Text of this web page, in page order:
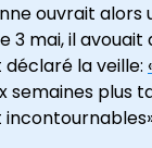
ouvrait
3 mai, il avouait
la veille:
semaines plus